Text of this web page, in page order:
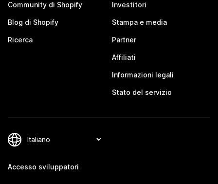
Community di Shopify
Blog di Shopify
Ricerca
Investitori
Stampa e media
Partner
Affiliati
Informazioni legali
Stato del servizio
Accesso sviluppatori